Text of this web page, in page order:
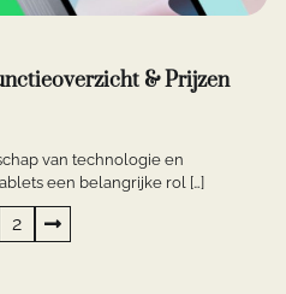
& Prijzen
van technologie en
een belangrijke rol […]
2